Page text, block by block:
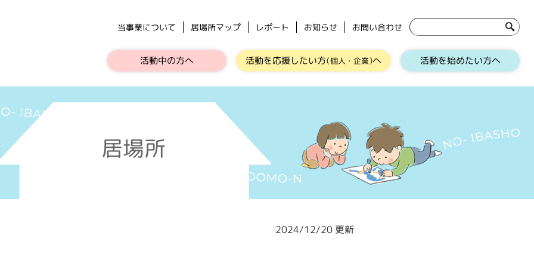
当事業について 居場所マップ レポート お知らせ お問い合わせ
活動中の方へ 活動を応援したい方（個人・企業）へ 活動を始めたい方へ
居場所
2024/12/20 更新